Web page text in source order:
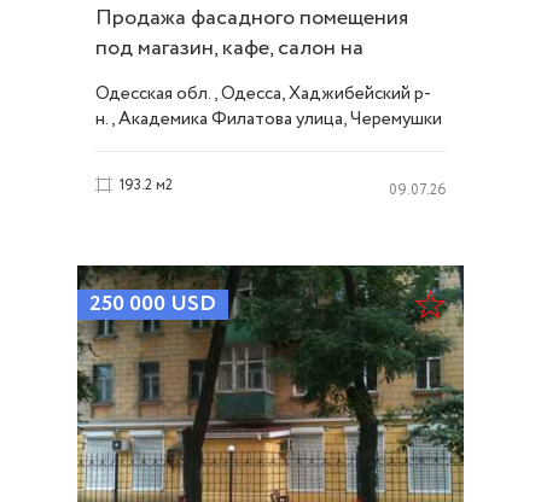
Продажа фасадного помещения
под магазин, кафе, салон на
Филатова. ID 28447
Одесская обл., Одесса, Хаджибейский р-
н., Академика Филатова улица, Черемушки
193.2 м2 09.07.26
250 000 USD